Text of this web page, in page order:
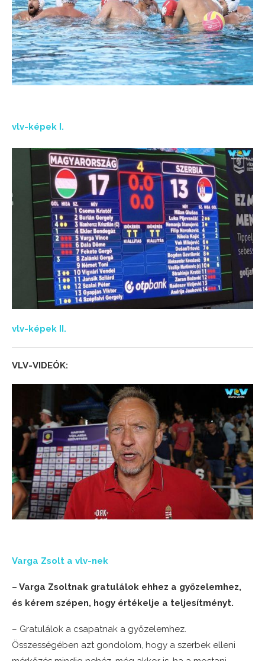
vlv-képek I.
vlv-képek II.
VLV-VIDEÓK:
Varga Zsolt a vlv-nek
– Varga Zsoltnak gratulálok ehhez a győzelemhez,
és kérem szépen, hogy értékelje a teljesítményt.
– Gratulálok a csapatnak a győzelemhez.
Összességében azt gondolom, hogy a szerbek elleni